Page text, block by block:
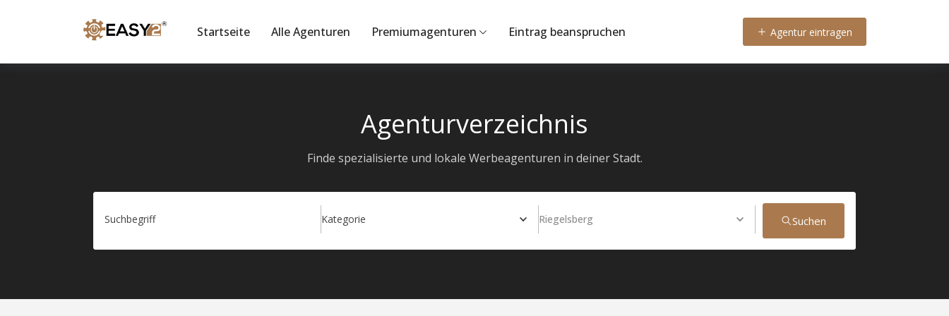
Startseite Alle Agenturen Premiumagenturen Eintrag beanspruchen Agentur eintragen
Agenturverzeichnis
Finde spezialisierte und lokale Werbeagenturen in deiner Stadt.
Suchbegriff Kategorie Riegelsberg Suchen